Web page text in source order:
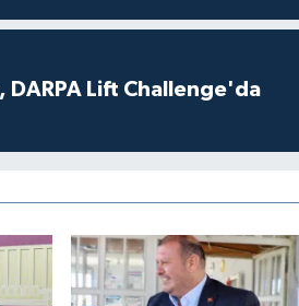
DARPA Lift Challenge'da